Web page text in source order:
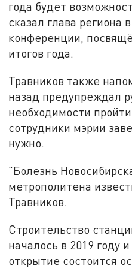
года будет
сказал глава региона
конференции,
итогов года.
Травников также
назад предупреждал
необходимости
сотрудники мэрии
нужно.
"Болезнь
метрополитена
Травников.
Строительство
началось в 2019 году
открытие состоится